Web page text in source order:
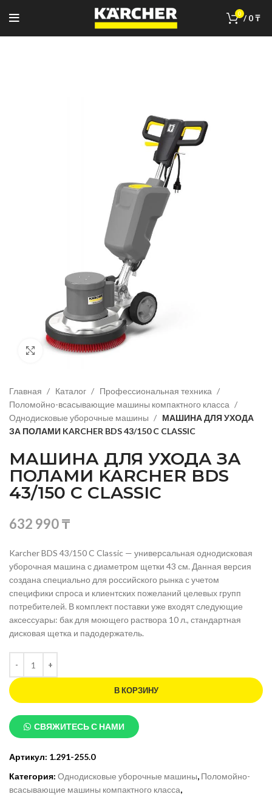
0 / 0₸
Нажмите, чтобы увеличить изображение
Главная Каталог
Профессиональная техника
Поломойно-всасывающие машины компактного класса
Однодисковые уборочные машины
МАШИНА ДЛЯ УХОДА
ЗА ПОЛАМИ KARCHER BDS 43/150 C CLASSIC
МАШИНА ДЛЯ УХОДА ЗА
ПОЛАМИ KARCHER BDS
43/150 C CLASSIC
632 990₸
Karcher BDS 43/150 C Classic — универсальная однодисковая
уборочная машина с диаметром щетки 43 см. Данная версия
создана специально для российского рынка с учетом
специфики спроса и клиентских пожеланий целевых групп
потребителей. В комплект поставки уже входят следующие
аксессуары: бак для моющего раствора 10 л., стандартная
дисковая щетка и падодержатель.
В КОРЗИНУ
СВЯЖИТЕСЬ С НАМИ
Артикул: 1.291-255.0
Категория: Однодисковые уборочные машины, Поломойно-
всасывающие машины компактного класса,